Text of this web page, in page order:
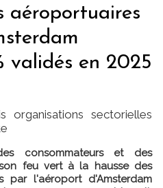
aéroportuaires
validés en 2025
organisations sectorielles
consommateurs et des
feu vert à la hausse des
par l'aéroport d'Amsterdam